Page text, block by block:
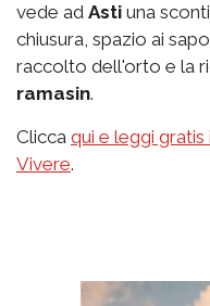
vede ad Asti una
chiusura, spazio ai
raccolto dell'orto e la
ramasin.
Clicca qui e leggi
Vivere.